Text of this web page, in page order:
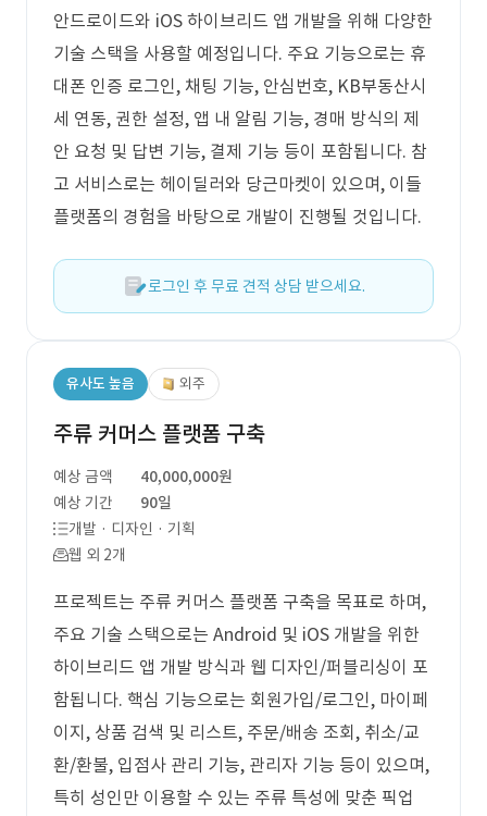
안드로이드와 iOS 하이브리드 앱 개발을 위해 다양한
기술 스택을 사용할 예정입니다. 주요 기능으로는 휴
대폰 인증 로그인, 채팅 기능, 안심번호, KB부동산시
세 연동, 권한 설정, 앱 내 알림 기능, 경매 방식의 제
안 요청 및 답변 기능, 결제 기능 등이 포함됩니다. 참
고 서비스로는 헤이딜러와 당근마켓이 있으며, 이들
플랫폼의 경험을 바탕으로 개발이 진행될 것입니다.
로그인 후 무료 견적 상담 받으세요.
유사도 높음 외주
주류 커머스 플랫폼 구축
예상 금액
40,000,000원
예상 기간
90일
개발 · 디자인 · 기획
웹 외 2개
프로젝트는 주류 커머스 플랫폼 구축을 목표로 하며,
주요 기술 스택으로는 Android 및 iOS 개발을 위한
하이브리드 앱 개발 방식과 웹 디자인/퍼블리싱이 포
함됩니다. 핵심 기능으로는 회원가입/로그인, 마이페
이지, 상품 검색 및 리스트, 주문/배송 조회, 취소/교
환/환불, 입점사 관리 기능, 관리자 기능 등이 있으며,
특히 성인만 이용할 수 있는 주류 특성에 맞춘 픽업